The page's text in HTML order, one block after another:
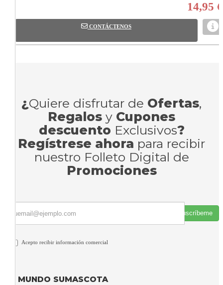
14,95 €
CONTÁCTENOS
¿Quiere disfrutar de Ofertas,
Regalos y Cupones
descuento Exclusivos?
Regístrese ahora para recibir
nuestro Folleto Digital de
Promociones
Suscríbeme
Acepto recibir información comercial
MUNDO SUMASCOTA